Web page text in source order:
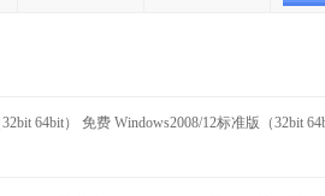
64bit） 免费 Windows2008/12标准版（32bit